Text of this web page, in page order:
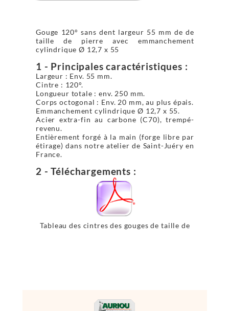
Gouge 120° sans dent largeur 55 mm de de
taille de pierre avec emmanchement
cylindrique Ø 12,7 x 55
1 - Principales caractéristiques :
Largeur : Env. 55 mm.
Cintre : 120°.
Longueur totale : env. 250 mm.
Corps octogonal : Env. 20 mm, au plus épais.
Emmanchement cylindrique Ø 12,7 x 55.
Acier extra-fin au carbone (C70), trempé-
revenu.
Entièrement forgé à la main (forge libre par
étirage) dans notre atelier de Saint-Juéry en
France.
2 - Téléchargements :
Tableau des cintres des gouges de taille de